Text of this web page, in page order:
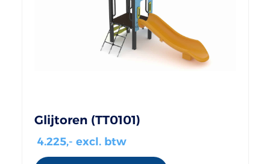
Glijtoren (TT0101)
4.225,- excl. btw